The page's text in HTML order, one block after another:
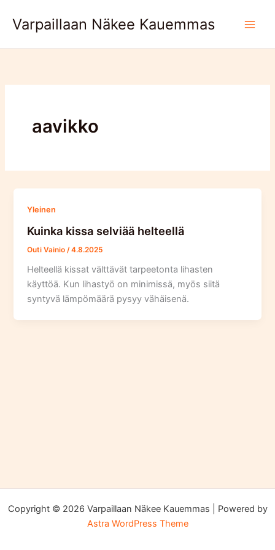
Varpaillaan Näkee Kauemmas
aavikko
Yleinen
Kuinka kissa selviää helteellä
Outi Vainio /4.8.2025
Helteellä kissat välttävät tarpeetonta lihasten
käyttöä. Kun lihastyö on minimissä, myös siitä
syntyvä lämpömäärä pysyy vähäisenä.
Copyright © 2026 Varpaillaan Näkee Kauemmas | Powered by
Astra WordPress Theme